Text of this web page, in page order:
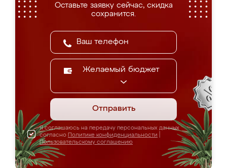
Оставьте заявку сейчас, скидка
сохранится.
Желаемый бюджет
Отправить
Я соглашаюсь на передачу персональных данных
согласно Политике конфиденциальности
Пользовательскому соглашению